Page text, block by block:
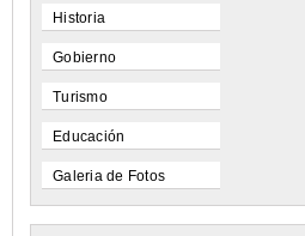
Historia
Gobierno
Turismo
Educación
Galeria de Fotos